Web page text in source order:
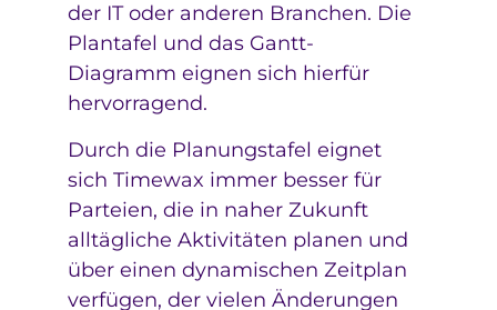
der IT oder anderen Branchen. Die
Plantafel und das Gantt-
Diagramm eignen sich hierfür
hervorragend.
Durch die Planungstafel eignet
sich Timewax immer besser für
Parteien, die in naher Zukunft
alltägliche Aktivitäten planen und
über einen dynamischen Zeitplan
verfügen, der vielen Änderungen